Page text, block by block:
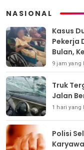
NASIONAL
Kasus
Pekerja
Bulan,
9 jam yang
Truk
Jalan
1 hari yang
Polisi